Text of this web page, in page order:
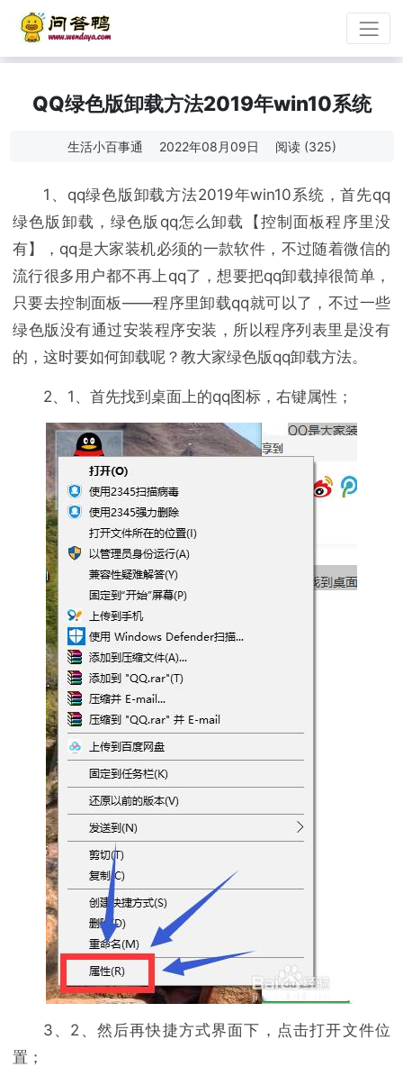
QQ绿色版卸载方法2019年win10系统
生活小百事通 2022年08月09日 阅读 (325)
1、qq绿色版卸载方法2019年win10系统，首先qq
绿色版卸载，绿色版qq怎么卸载【控制面板程序里没
有】，qq是大家装机必须的一款软件，不过随着微信的
流行很多用户都不再上qq了，想要把qq卸载掉很简单，
只要去控制面板——程序里卸载qq就可以了，不过一些
绿色版没有通过安装程序安装，所以程序列表里是没有
的，这时要如何卸载呢？教大家绿色版qq卸载方法。
2、1、首先找到桌面上的qq图标，右键属性；
3、2、然后再快捷方式界面下，点击打开文件位
置；